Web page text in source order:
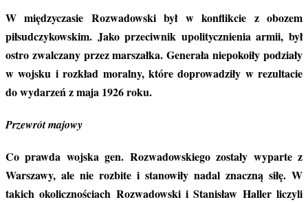
W międzyczasie Rozwadowski był w konflikcie z obozem
piłsudczykowskim. Jako przeciwnik upolitycznienia armii, był
ostro zwalczany przez marszałka. Generała niepokoiły podziały
w wojsku i rozkład moralny, które doprowadziły w rezultacie
do wydarzeń z maja 1926 roku.
Przewrót majowy
Co prawda wojska gen. Rozwadowskiego zostały wyparte z
Warszawy, ale nie rozbite i stanowiły nadal znaczną siłę. W
takich okolicznościach Rozwadowski i Stanisław Haller liczyli